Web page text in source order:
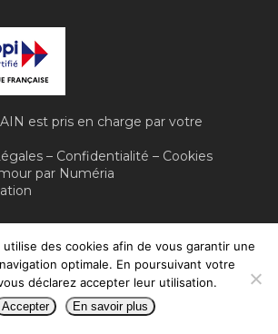
est pris en charge par votre
– Confidentialité – Cookies
par Numéria
utilise des cookies afin de vous garantir une
optimale. En poursuivant votre
déclarez accepter leur utilisation.
Accepter En savoir plus